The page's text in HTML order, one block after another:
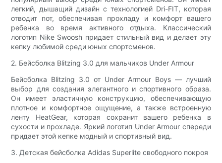
легкий, дышащий дизайн с технологией Dri-FIT, которая
отводит пот, обеспечивая прохладу и комфорт вашего
ребенка во время активного отдыха. Классический
логотип Nike Swoosh придает стильный вид и делает эту
кепку любимой среди юных спортсменов.
2. Бейсболка Blitzing 3.0 для мальчиков Under Armour
Бейсболка Blitzing 3.0 от Under Armour Boys — лучший
выбор для создания элегантного и спортивного образа.
Он имеет эластичную конструкцию, обеспечивающую
плотное и комфортное ощущение, а также встроенную
ленту HeatGear, которая сохранит вашего ребенка в
сухости и прохладе. Яркий логотип Under Armour спереди
придает этой кепке модный и спортивный вид.
3. Детская бейсболка Adidas Superlite свободного покроя